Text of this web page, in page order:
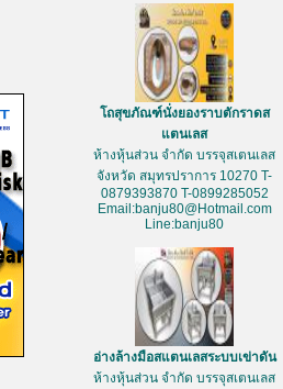
โถสุขภัณฑ์นั่งยองราบตักราดส
แตนเลส
ห้างหุ้นส่วน จำกัด บรรจุสเตนเลส
จังหวัด สมุทรปราการ 10270 T-
0879393870 T-0899285052
Email:banju80@Hotmail.com
Line:banju80
อ่างล้างมือสแตนเลสระบบเข่าดัน
ห้างหุ้นส่วน จำกัด บรรจุสเตนเลส